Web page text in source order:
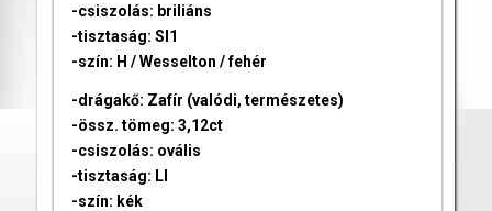
-csiszolás: briliáns
-tisztaság: SI1
-szín: H / Wesselton / fehér
-drágakő: Zafír (valódi, természetes)
-össz. tömeg: 3,12ct
-csiszolás: ovális
-tisztaság: LI
-szín: kék